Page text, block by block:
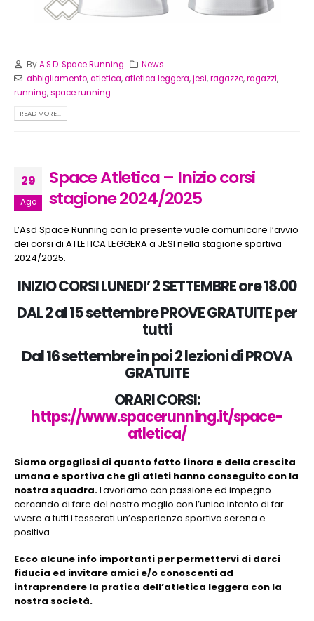
ByA.S.D. Space Running
News
abbigliamento,atletica,atletica leggera,jesi,ragazze,ragazzi,
running,space running
READ MORE...
29
Ago
Space Atletica – Inizio corsi
stagione 2024/2025
L’Asd Space Running con la presente vuole comunicare l’avvio
dei corsi di ATLETICA LEGGERA a JESI nella stagione sportiva
2024/2025.
INIZIO CORSI LUNEDI’ 2 SETTEMBRE ore 18.00
DAL 2 al 15 settembre PROVE GRATUITE per
tutti
Dal 16 settembre in poi 2 lezioni di PROVA
GRATUITE
ORARI CORSI:
https://www.spacerunning.it/space-
atletica/
Siamo orgogliosi di quanto fatto finora e della crescita
umana e sportiva che gli atleti hanno conseguito con la
nostra squadra.Lavoriamo con passione ed impegno
cercando di fare del nostro meglio con l’unico intento di far
vivere a tutti i tesserati un’esperienza sportiva serena e
positiva.
Ecco alcune info importanti per permettervi di darci
fiducia ed invitare amici e/o conoscenti ad
intraprendere la pratica dell’atletica leggera con la
nostra società.